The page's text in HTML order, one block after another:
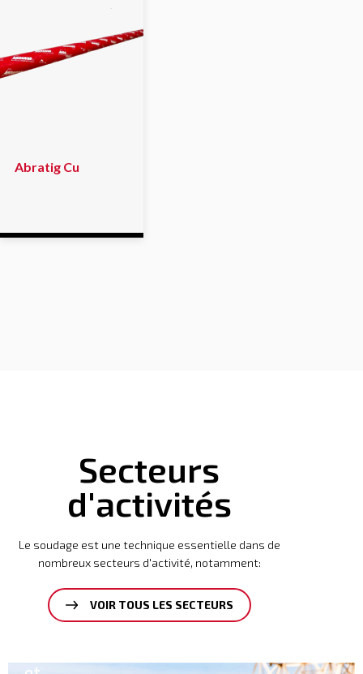
Abratig Cu
Secteurs
d'activités
Le soudage est une technique essentielle dans de
nombreux secteurs d'activité, notamment:
VOIR TOUS LES SECTEURS